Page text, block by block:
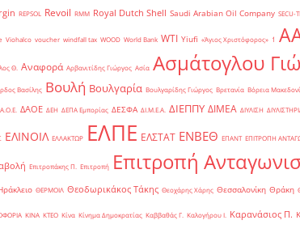
REPSOL Revoil RMM Royal Dutch Shell Saudi Arabian Oil Company SECU-
Viohalco voucher windfall tax WOOD World Bank WTI Yiufi «Άγιος Χριστόφορος» ΄1
Θ. Αναφορά Αρβανιτίδης Γιώργος Ασία Ασμάτογλου
Βασίλης Βουλή Βουλγαρία Βουλγαρίδης Γιώργος Βρετανία Βόρεια
ΔΑΟΕ ΔΕΗ ΔΕΠΑ Εμπορίας ΔΕΣΦΑ ΔΙ.Μ.Ε.Α. ΔΙΕΠΠΥ ΔΙΜΕΑ ΔΙΥΛΙΣΗ
ΕΛΙΝΟΙΛ ΕΛΛΑΚΤΩΡ ΕΛΠΕ ΕΛΣΤΑΤ ΕΝΒΕΘ ΕΠΑΝΤ ΕΠΙΤΡΟΠΗ
Επιτροπάκης Π. Επιτροπή Επιτροπή
ΘΕΡΜΟΙΛ Θεοδωρικάκος Τάκης Θεοχάρης Χάρης Θεσσαλονίκη Θράκη
ΚΙΝΑ ΚΤΕΟ Κίνα Κίνημα Δημοκρατίας Καββαθάς Γ. Καλογήρου Ι. Καρανάσιος Π.